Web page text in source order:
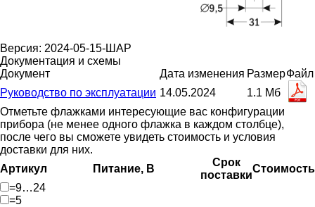
Версия: 2024-05-15-ШАР
Документация и схемы
Документ
Дата изменения РазмерФайл
Руководство по эксплуатации 14.05.2024
1.1 Мб
Отметьте флажками интересующие вас конфигурации
прибора (не менее одного флажка в каждом столбце),
после чего вы сможете увидеть стоимость и условия
доставки для них.
Артикул
Питание, В
Срок
поставки
Стоимость
=9…24
=5